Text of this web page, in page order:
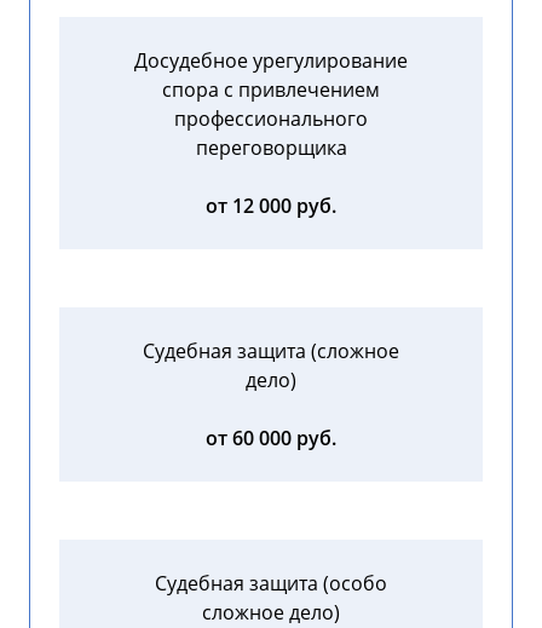
Досудебное урегулирование
спора с привлечением
профессионального
переговорщика
от 12 000 руб.
Судебная защита (сложное
дело)
от 60 000 руб.
Судебная защита (особо
сложное дело)